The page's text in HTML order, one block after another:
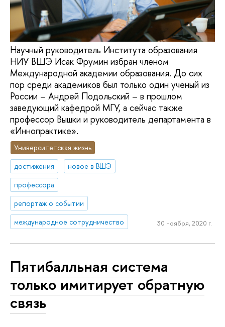
Научный руководитель Института образования
НИУ ВШЭ Исак Фрумин избран членом
Международной академии образования. До сих
пор среди академиков был только один ученый из
России – Андрей Подольский – в прошлом
заведующий кафедрой МГУ, а сейчас также
профессор Вышки и руководитель департамента в
«Иннопрактике».
Университетская жизнь
достижения
новое в ВШЭ
профессора
репортаж о событии
международное сотрудничество
30 ноября, 2020 г.
Пятибалльная система
только имитирует обратную
связь